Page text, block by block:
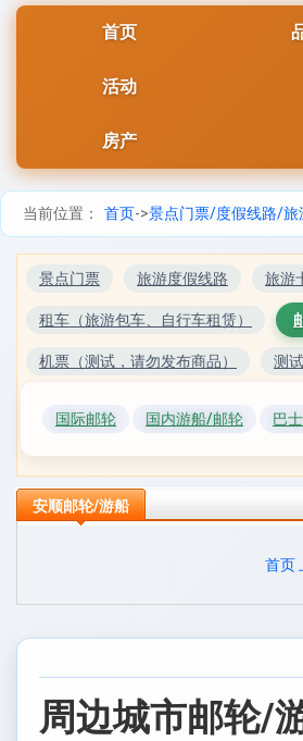
首页
活动
房产
当前位置： 首页->景点门票/度假线路/旅
景点门票 旅游度假线路 旅游
租车（旅游包车、自行车租赁）
机票（测试，请勿发布商品） 测
国际邮轮 国内游船/邮轮 巴
安顺邮轮/游船
首页
周边城市邮轮/